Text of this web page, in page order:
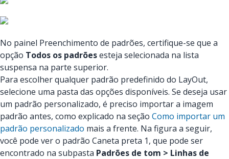
No painel Preenchimento de padrões, certifique-se que a
opção Todos os padrõesesteja selecionada na lista
suspensa na parte superior.
Para escolher qualquer padrão predefinido do LayOut,
selecione uma pasta das opções disponíveis. Se deseja usar
um padrão personalizado, é preciso importar a imagem
padrão antes, como explicado na seção Como importar um
padrão personalizado mais a frente. Na figura a seguir,
você pode ver o padrão Caneta preta 1, que pode ser
encontrado na subpasta Padrões de tom > Linhas de